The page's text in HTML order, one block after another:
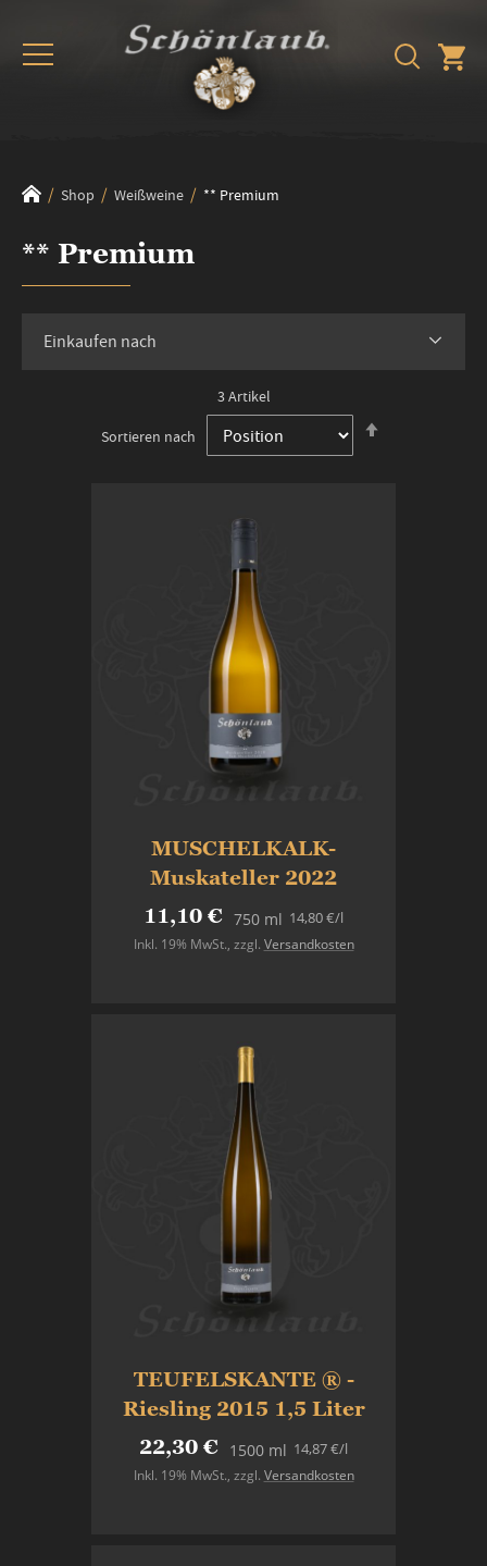
Shop Weißweine ** Premium
** Premium
3Artikel
Sortieren nach
MUSCHELKALK-
Muskateller 2022
11,10 € 750 ml
Inkl. 19% MwSt., zzgl. Versandkosten
14,80 €/l
TEUFELSKANTE ® -
Riesling 2015 1,5 Liter
22,30 € 1500 ml
Inkl. 19% MwSt., zzgl. Versandkosten
14,87 €/l
Einkaufen nach